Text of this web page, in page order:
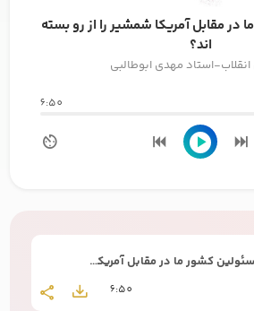
در مقابل آمریکا شمشیر را از رو بسته
اند؟
استاد مهدی ابوطالبی
6:50
چرا مسئولین کشور ما در مقابل آمریکا شمشیر را از رو بسته اند؟
6:50